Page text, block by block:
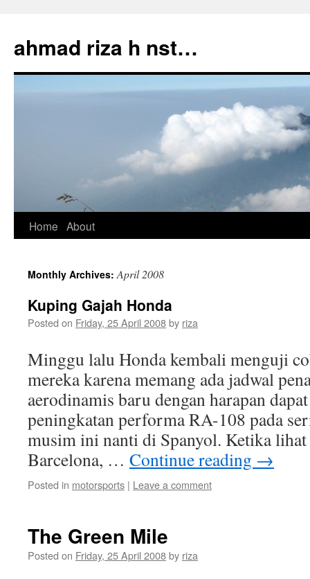
content
ahmad riza h nst…
Home About
Monthly Archives:April 2008
Kuping Gajah Honda
Posted on Friday, 25 April 2008by riza
Minggu lalu Honda kembali menguji
mereka karena memang ada jadwal
aerodinamis baru dengan harapan
peningkatan performa RA-108 pada
musim ini nanti di Spanyol. Ketika
Barcelona, … Continue reading →
Posted in motorsports | Leave a comment
The Green Mile
Posted on Friday, 25 April 2008by riza